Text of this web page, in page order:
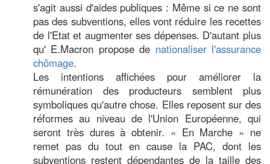
s'agit aussi d'aides publiques : Même si ce ne sont
pas des subventions, elles vont réduire les recettes
de l'Etat et augmenter ses dépenses. D'autant plus
qu' E.Macron propose de nationaliser l'assurance
chômage.
Les intentions affichées pour améliorer la
rémunération des producteurs semblent plus
symboliques qu'autre chose. Elles reposent sur des
réformes au niveau de l'Union Européenne, qui
seront très dures à obtenir. « En Marche » ne
remet pas du tout en cause la PAC, dont les
subventions restent dépendantes de la taille des